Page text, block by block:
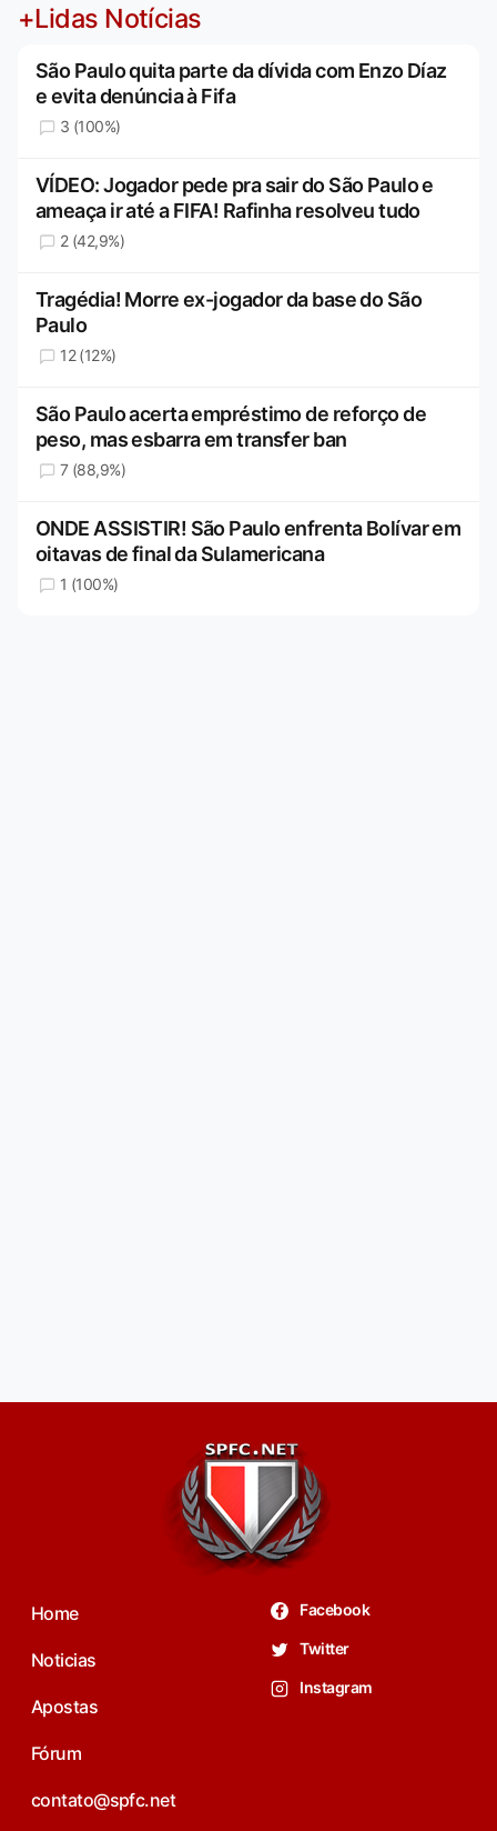
+Lidas Notícias
São Paulo quita parte da dívida com Enzo Díaz
e evita denúncia à Fifa
3 (100%)
VÍDEO: Jogador pede pra sair do São Paulo e
ameaça ir até a FIFA! Rafinha resolveu tudo
2 (42,9%)
Tragédia! Morre ex-jogador da base do São
Paulo
12 (12%)
São Paulo acerta empréstimo de reforço de
peso, mas esbarra em transfer ban
7 (88,9%)
ONDE ASSISTIR! São Paulo enfrenta Bolívar em
oitavas de final da Sulamericana
1 (100%)
Home
Noticias
Apostas
Fórum
contato@spfc.net
Facebook
Twitter
Instagram